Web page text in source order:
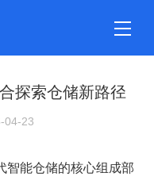
探索仓储新路径
04-23
智能仓储的核心组成部